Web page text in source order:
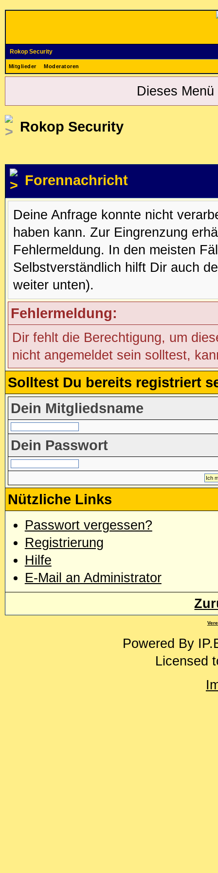
Rokop Security
Mitglieder Moderatoren
Dieses
Rokop Security
Forennachricht
Deine Anfrage konnte nicht
haben kann. Zur Eingrenzung
Fehlermeldung. In den meisten
Selbstverständlich hilft Dir auch
weiter unten).
Fehlermeldung:
Dir fehlt die Berechtigung, um
nicht angemeldet sein solltest,
Solltest Du bereits registriert
Dein Mitgliedsname
Dein Passwort
Nützliche Links
Passwort vergessen?
Registrierung
Hilfe
E-Mail an Administrator
Powered By
Licensed